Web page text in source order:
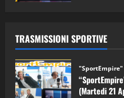
TRASMISSIONI SPORTIVE
2 28/04/2026
(Martedi 21